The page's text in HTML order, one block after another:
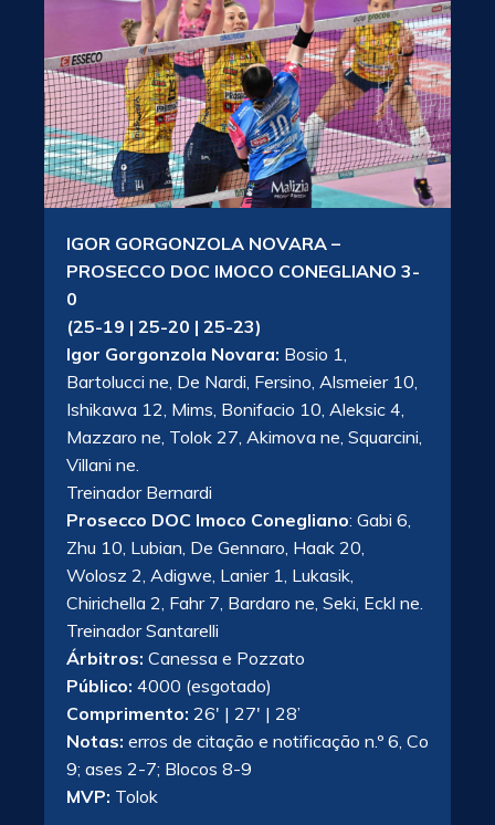
IGOR GORGONZOLA NOVARA –
PROSECCO DOC IMOCO CONEGLIANO 3-
0
(25-19 | 25-20 | 25-23)
Igor Gorgonzola Novara: Bosio 1,
Bartolucci ne, De Nardi, Fersino, Alsmeier 10,
Ishikawa 12, Mims, Bonifacio 10, Aleksic 4,
Mazzaro ne, Tolok 27, Akimova ne, Squarcini,
Villani ne.
Treinador Bernardi
Prosecco DOC Imoco Conegliano: Gabi 6,
Zhu 10, Lubian, De Gennaro, Haak 20,
Wolosz 2, Adigwe, Lanier 1, Lukasik,
Chirichella 2, Fahr 7, Bardaro ne, Seki, Eckl ne.
Treinador Santarelli
Árbitros: Canessa e Pozzato
Público: 4000 (esgotado)
Comprimento: 26′ | 27′ | 28’
Notas: erros de citação e notificação n.º 6, Co
9; ases 2-7; Blocos 8-9
MVP: Tolok